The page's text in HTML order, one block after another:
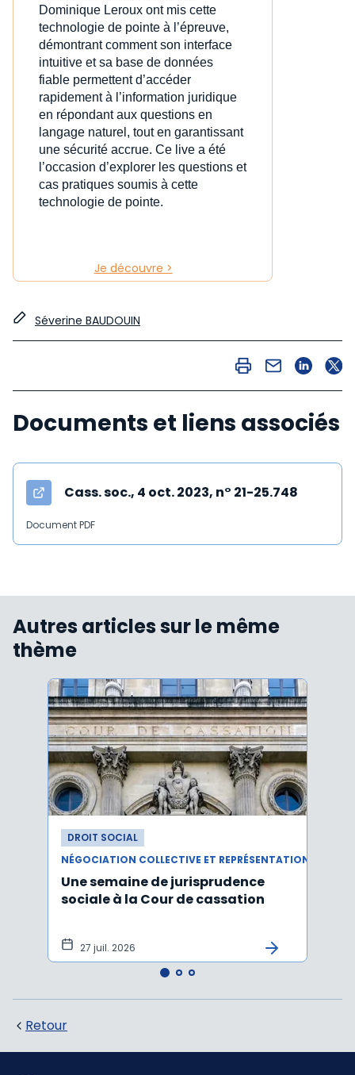
Dominique Leroux ont mis cette
technologie de pointe à l’épreuve,
démontrant comment son interface
intuitive et sa base de données
fiable permettent d’accéder
rapidement à l’information juridique
en répondant aux questions en
langage naturel, tout en garantissant
une sécurité accrue. Ce live a été
l’occasion d’explorer les questions et
cas pratiques soumis à cette
technologie de pointe.
Je découvre >
Séverine BAUDOUIN
Documents et liens associés
Cass. soc., 4 oct. 2023, n° 21-25.748
Document PDF
Autres articles sur le même
thème
DROIT SOCIAL
Une semaine de jurisprudence
sociale à la Cour de cassation
27 juil. 2026
Retour